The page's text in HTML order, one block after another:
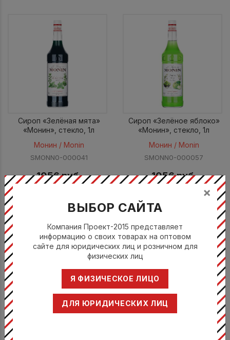
Сироп «Зелёная мята»
«Монин», стекло, 1л
Монин / Monin
SMONN0-000041
1056 руб.
Сироп «Зелёное яблоко»
«Монин», стекло, 1л
Монин / Monin
SMONN0-000057
1056 руб.
Сироп «Земляника»
«Монин», стекло, 1л
Сироп «Имбирный пряник»
«Монин», стекло, 1л
×
ВЫБОР САЙТА
Компания Проект-2015 представляет
информацию о своих товарах на оптовом
сайте для юридических лиц и розничном для
физических лиц
Я ФИЗИЧЕСКОЕ ЛИЦО
ДЛЯ ЮРИДИЧЕСКИХ ЛИЦ